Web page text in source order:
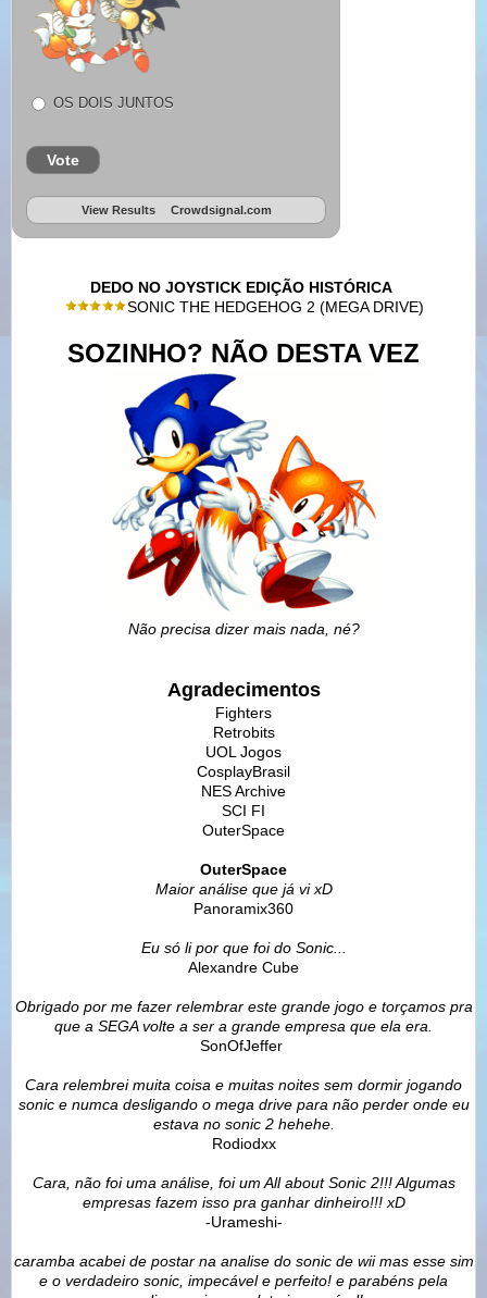
OS DOIS JUNTOS
Vote
View Results Crowdsignal.com
DEDO NO JOYSTICK EDIÇÃO HISTÓRICA
SONIC THE HEDGEHOG 2 (MEGA DRIVE)
SOZINHO? NÃO DESTA VEZ
Não precisa dizer mais nada, né?
Agradecimentos
Fighters
Retrobits
UOL Jogos
CosplayBrasil
NES Archive
SCI FI
OuterSpace
OuterSpace
Maior análise que já vi xD
Panoramix360
Eu só li por que foi do Sonic...
Alexandre Cube
Obrigado por me fazer relembrar este grande jogo e torçamos pra
que a SEGA volte a ser a grande empresa que ela era.
SonOfJeffer
Cara relembrei muita coisa e muitas noites sem dormir jogando
sonic e numca desligando o mega drive para não perder onde eu
estava no sonic 2 hehehe.
Rodiodxx
Cara, não foi uma análise, foi um All about Sonic 2!!! Algumas
empresas fazem isso pra ganhar dinheiro!!! xD
-Urameshi-
caramba acabei de postar na analise do sonic de wii mas esse sim
e o verdadeiro sonic, impecável e perfeito! e parabéns pela